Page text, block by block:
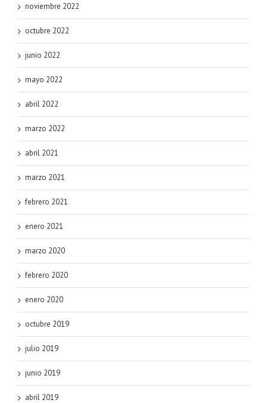
noviembre 2022
octubre 2022
junio 2022
mayo 2022
abril 2022
marzo 2022
abril 2021
marzo 2021
febrero 2021
enero 2021
marzo 2020
febrero 2020
enero 2020
octubre 2019
julio 2019
junio 2019
abril 2019